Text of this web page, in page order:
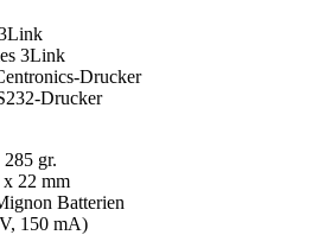
3Link
Drucker
Drucker
gr.
22 mm
Batterien
150 mA)